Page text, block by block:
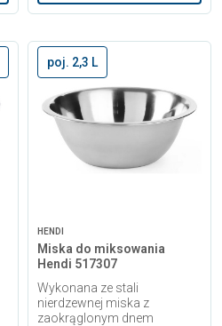
poj. 2,3 L
HENDI
Miska do miksowania
Hendi 517307
Wykonana ze stali
nierdzewnej miska z
zaokrąglonym dnem